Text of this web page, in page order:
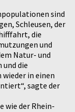
sind
Schleusen, der
die
und
Natur- und
und die
wieder in einen
sagte der
wie der Rhein-